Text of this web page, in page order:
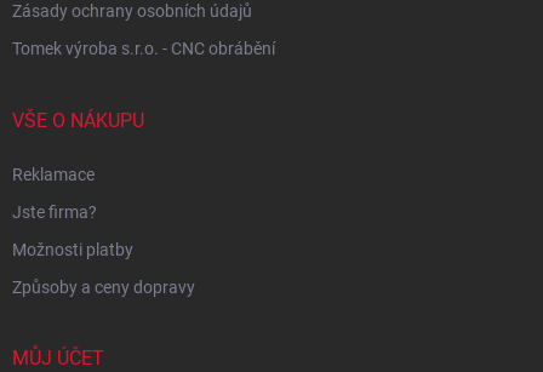
Zásady ochrany osobních údajů
Tomek výroba s.r.o. - CNC obrábění
VŠE O NÁKUPU
Reklamace
Jste firma?
Možnosti platby
Způsoby a ceny dopravy
MŮJ ÚČET